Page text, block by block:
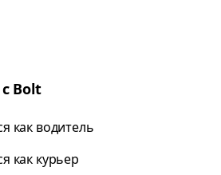
Bolt
как водитель
как курьер